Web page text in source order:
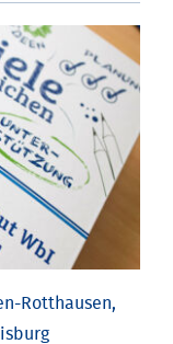
Rotthausen,